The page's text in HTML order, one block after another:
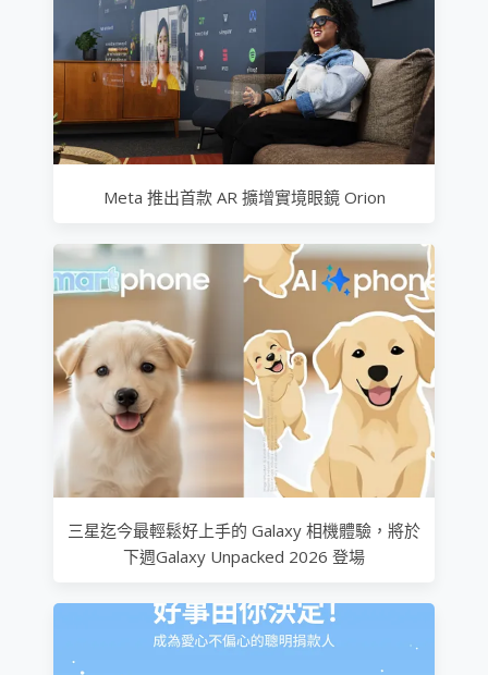
Meta 推出首款 AR 擴增實境眼鏡 Orion
三星迄今最輕鬆好上手的 Galaxy 相機體驗，將於
下週Galaxy Unpacked 2026 登場